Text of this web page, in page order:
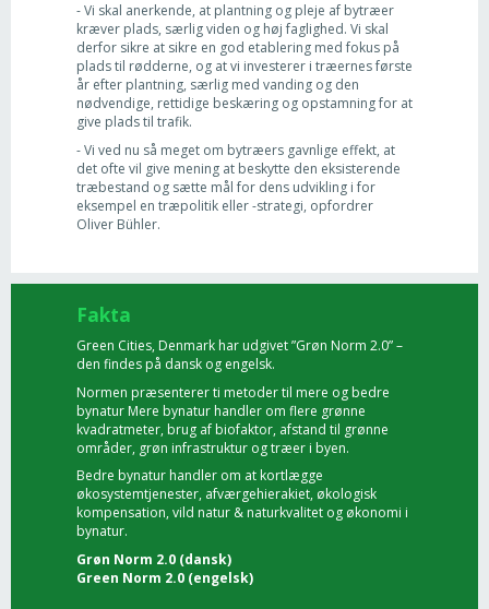
- Vi skal anerkende, at plantning og pleje af bytræer
kræver plads, særlig viden og høj faglighed. Vi skal
derfor sikre at sikre en god etablering med fokus på
plads til rødderne, og at vi investerer i træernes første
år efter plantning, særlig med vanding og den
nødvendige, rettidige beskæring og opstamning for at
give plads til trafik.
- Vi ved nu så meget om bytræers gavnlige effekt, at
det ofte vil give mening at beskytte den eksisterende
træbestand og sætte mål for dens udvikling i for
eksempel en træpolitik eller -strategi, opfordrer
Oliver Bühler.
Fakta
Green Cities, Denmark har udgivet ”Grøn Norm 2.0” –
den findes på dansk og engelsk.
Normen præsenterer ti metoder til mere og bedre
bynatur Mere bynatur handler om flere grønne
kvadratmeter, brug af biofaktor, afstand til grønne
områder, grøn infrastruktur og træer i byen.
Bedre bynatur handler om at kortlægge
økosystemtjenester, afværgehierakiet, økologisk
kompensation, vild natur & naturkvalitet og økonomi i
bynatur.
Grøn Norm 2.0 (dansk)
Green Norm 2.0 (engelsk)